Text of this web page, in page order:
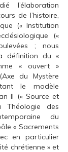
l’élaboration
de l’histoire,
(« Institution
(«
; nous
définition du «
« ouvert »
du Mystère
le modèle
II (« Source et
Théologie des
du
« Sacrements
en particulier
chrétienne » et